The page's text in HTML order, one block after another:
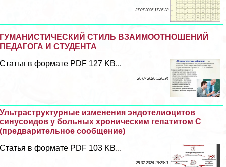
27 07 2026 17:36:23
ГУМАНИСТИЧЕСКИЙ СТИЛЬ ВЗАИМООТНОШЕНИЙ
ПЕДАГОГА И СТУДЕНТА
Статья в формате PDF 127 KB...
26 07 2026 5:26:34
Ультраструктурные изменения эндотелиоцитов
синусоидов у больных хроническим гепатитом С
(предварительное сообщение)
Статья в формате PDF 103 KB...
25 07 2026 19:20:11